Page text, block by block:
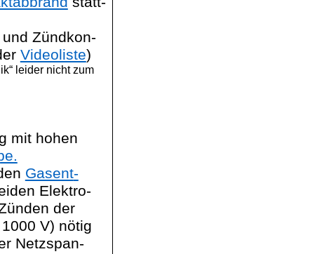
Zündkon-
Videoliste)
leider nicht zum
mit hohen
Gasent-
Elektro-
der
V) nötig
Netzspan-